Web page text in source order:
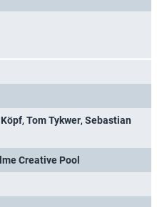
, Tom Tykwer, Sebastian
Creative Pool